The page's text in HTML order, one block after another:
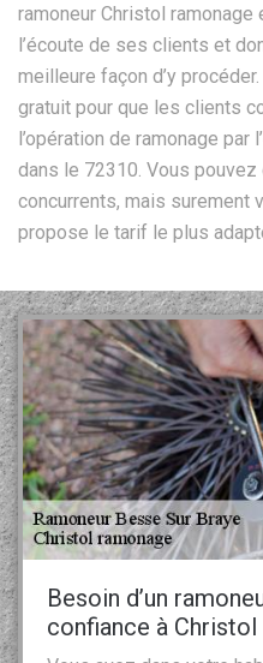
ramoneur Christol
l’écoute de ses clients et
meilleure façon d’y
gratuit pour que les clients
l’opération de ramonage par
dans le 72310. Vous
concurrents, mais surement
propose le tarif le plus
Besoin d’un
confiance à Christol